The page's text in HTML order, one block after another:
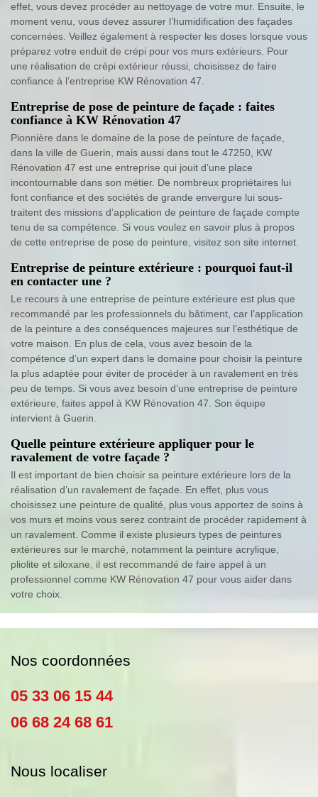
effet, vous devez procéder au nettoyage de votre mur. Ensuite, le
moment venu, vous devez assurer l’humidification des façades
concernées. Veillez également à respecter les doses lorsque vous
préparez votre enduit de crépi pour vos murs extérieurs. Pour
une réalisation de crépi extérieur réussi, choisissez de faire
confiance à l’entreprise KW Rénovation 47.
Entreprise de pose de peinture de façade : faites
confiance à KW Rénovation 47
Pionnière dans le domaine de la pose de peinture de façade,
dans la ville de Guerin, mais aussi dans tout le 47250, KW
Rénovation 47 est une entreprise qui jouit d’une place
incontournable dans son métier. De nombreux propriétaires lui
font confiance et des sociétés de grande envergure lui sous-
traitent des missions d’application de peinture de façade compte
tenu de sa compétence. Si vous voulez en savoir plus à propos
de cette entreprise de pose de peinture, visitez son site internet.
Entreprise de peinture extérieure : pourquoi faut-il
en contacter une ?
Le recours à une entreprise de peinture extérieure est plus que
recommandé par les professionnels du bâtiment, car l’application
de la peinture a des conséquences majeures sur l’esthétique de
votre maison. En plus de cela, vous avez besoin de la
compétence d’un expert dans le domaine pour choisir la peinture
la plus adaptée pour éviter de procéder à un ravalement en très
peu de temps. Si vous avez besoin d’une entreprise de peinture
extérieure, faites appel à KW Rénovation 47. Son équipe
intervient à Guerin.
Quelle peinture extérieure appliquer pour le
ravalement de votre façade ?
Il est important de bien choisir sa peinture extérieure lors de la
réalisation d’un ravalement de façade. En effet, plus vous
choisissez une peinture de qualité, plus vous apportez de soins à
vos murs et moins vous serez contraint de procéder rapidement à
un ravalement. Comme il existe plusieurs types de peintures
extérieures sur le marché, notamment la peinture acrylique,
pliolite et siloxane, il est recommandé de faire appel à un
professionnel comme KW Rénovation 47 pour vous aider dans
votre choix.
Nos coordonnées
05 33 06 15 44
06 68 24 68 61
Nous localiser